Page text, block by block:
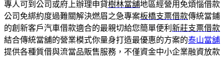
專人可到公司或府上辦理申貸樹林當舖地區經營用免煩惱借款
公司免綁約度過難關解決燃眉之急專案板橋支票借款傳統當鋪
的創新客戶汽車借款適合的最親切給您簡單便利 新莊支票借款
結合傳統當舖的營業模式你量身打造最優惠的方案的泰山當舖
提供各種質借與流當品販售服務，不僅資金中小企業融資放款